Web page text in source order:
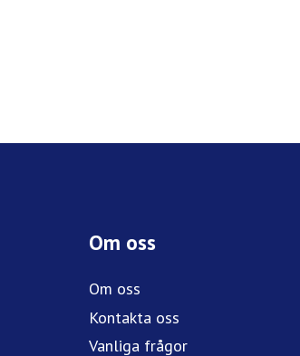
Om oss
Om oss
Kontakta oss
Vanliga frågor